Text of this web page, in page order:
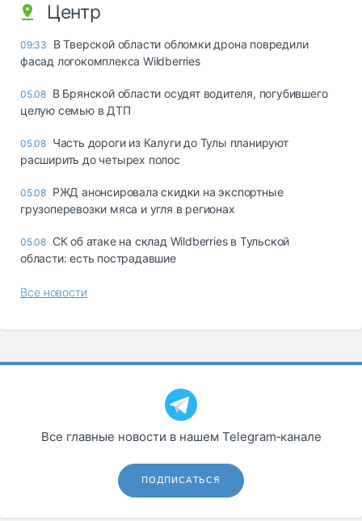
Центр
09:33
В Тверской области обломки дрона повредили
фасад логокомплекса Wildberries
05.08 В Брянской области осудят водителя, погубившего
целую семью в ДТП
05.08 Часть дороги из Калуги до Тулы планируют
расширить до четырех полос
05.08 РЖД анонсировала скидки на экспортные
грузоперевозки мяса и угля в регионах
05.08 СК об атаке на склад Wildberries в Тульской
области: есть пострадавшие
Все новости
Все главные новости в нашем Telegram‑канале
ПОДПИСАТЬСЯ